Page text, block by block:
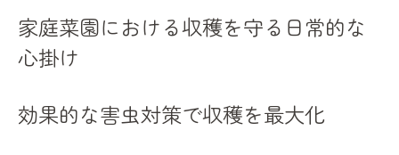
家庭菜園における収穫を守る日常的な
心掛け
効果的な害虫対策で収穫を最大化